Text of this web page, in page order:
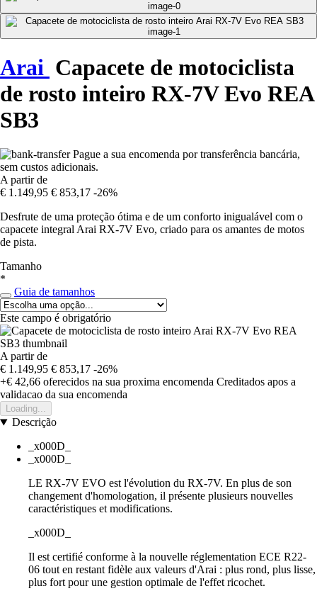
Arai Capacete de motociclista
de rosto inteiro RX-7V Evo REA
SB3
Pague a sua encomenda por transferência bancária,
sem custos adicionais.
A partir de
€ 1.149,95 € 853,17 -26%
Desfrute de uma proteção ótima e de um conforto inigualável com o
capacete integral Arai RX-7V Evo, criado para os amantes de motos
de pista.
Tamanho
*
Guia de tamanhos
Este campo é obrigatório
A partir de
€ 1.149,95 € 853,17 -26%
+€ 42,66 oferecidos na sua proxima encomenda Creditados apos a
validacao da sua encomenda
Loading...
Descrição
_x000D_
_x000D_
LE RX-7V EVO est l'évolution du RX-7V. En plus de son
changement d'homologation, il présente plusieurs nouvelles
caractéristiques et modifications.
_x000D_
Il est certifié conforme à la nouvelle réglementation ECE R22-
06 tout en restant fidèle aux valeurs d'Arai : plus rond, plus lisse,
plus fort pour une gestion optimale de l'effet ricochet.